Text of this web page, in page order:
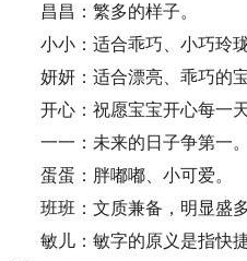
昌昌：繁多的样子。
小小：适合乖巧、小巧玲
妍妍：适合漂亮、乖巧的宝
开心：祝愿宝宝开心每一
一一：未来的日子争第一。
蛋蛋：胖嘟嘟、小可爱。
班班：文质兼备，明显盛
敏儿：敏字的原义是指快